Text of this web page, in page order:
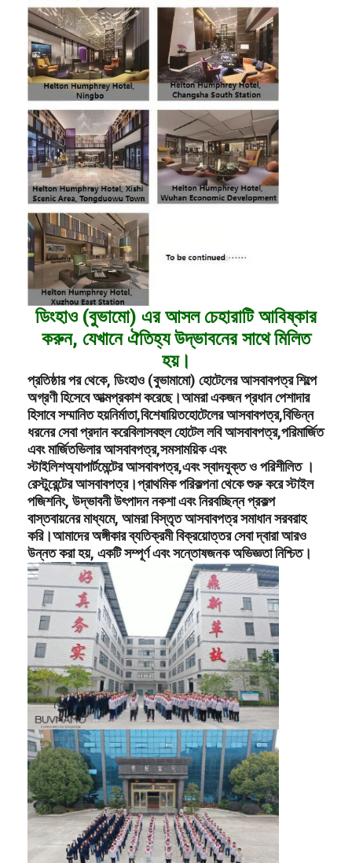
ডিংহাও (বুভামো) এর আসল চেহারাটি আবিষ্কার
করুন, যেখানে ঐতিহ্য উদ্ভাবনের সাথে মিলিত
হয়।
প্রতিষ্ঠার পর থেকে, ডিংহাও (বুভামামো) হোটেলের আসবাবপত্র শিল্পে
অগ্রণী হিসেবে আত্মপ্রকাশ করেছে।আমরা একজন প্রধান পেশাদার
হিসাবে সম্মানিত হয়নির্মাতা,বিশেষায়িতহোটেলের আসবাবপত্র,বিভিন্ন
ধরনের সেবা প্রদান করেবিলাসবহুল হোটেল লবি আসবাবপত্র,পরিমার্জিত
এবং মার্জিতভিলার আসবাবপত্র,সমসাময়িক এবং
স্টাইলিশঅ্যাপার্টমেন্টের আসবাবপত্র,এবং স্বাদযুক্ত ও পরিশীলিত ।
রেস্টুরেন্টের আসবাবপত্র।প্রাথমিক পরিকল্পনা থেকে শুরু করে স্টাইল
পজিশনিং, উদ্ভাবনী উৎপাদন নকশা এবং নিরবচ্ছিন্ন প্রকল্প
বাস্তবায়নের মাধ্যমে, আমরা বিস্তৃত আসবাবপত্র সমাধান সরবরাহ
করি।আমাদের অঙ্গীকার ব্যতিক্রমী বিক্রয়োত্তর সেবা দ্বারা আরও
উন্নত করা হয়, একটি সম্পূর্ণ এবং সন্তোষজনক অভিজ্ঞতা নিশ্চিত।